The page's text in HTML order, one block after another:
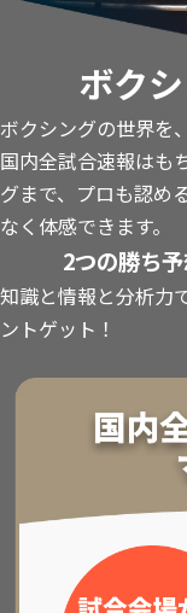
ボク
ボクシングの世界を
国内全試合速報はも
グまで、プロも認め
なく体感できます。
2つの勝ち
知識と情報と分析力
ントゲット！